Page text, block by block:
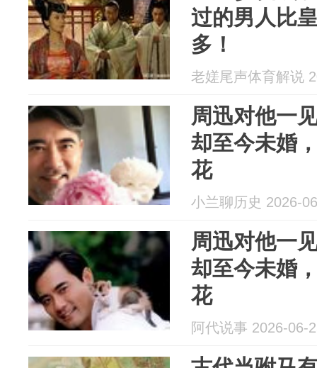
过的男人比
多！
老嫅尾声体育解说
周迅对他一
却至今未婚
花
小兰聊历史 2026-
周迅对他一
却至今未婚
花
阿代说事 2026-06-